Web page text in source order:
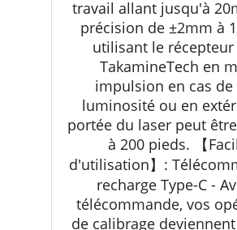
travail allant jusqu'à
précision de ±2mm à
utilisant le récepteur
TakamineTech en
impulsion en cas
luminosité ou en
portée du laser peut
à 200 pieds. 【
d'utilisation】:
recharge Type-C -
télécommande, vos
de calibrage